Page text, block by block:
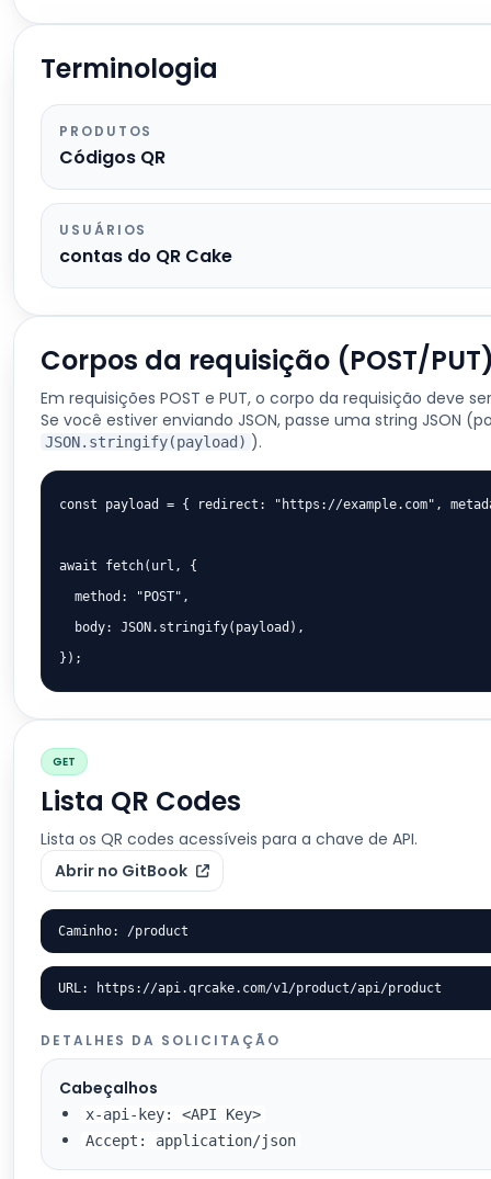
Terminologia
PRODUTOS
Códigos QR
USUÁRIOS
contas do QR Cake
Corpos da requisição (POST/
Em requisições POST e PUT, o corpo da requisição deve
Se você estiver enviando JSON, passe uma string JSON
JSON.stringify(payload) ).
const payload = { redirect: "https://example.com",
await fetch(url, {
  method: "POST",
  body: JSON.stringify(payload),
});
GET
Lista QR Codes
Lista os QR codes acessíveis para a chave de API.
Abrir no GitBook
Caminho: /product
URL: https://api.qrcake.com/v1/product/api/product
DETALHES DA SOLICITAÇÃO
Cabeçalhos
x-api-key: <API Key>
Accept: application/json